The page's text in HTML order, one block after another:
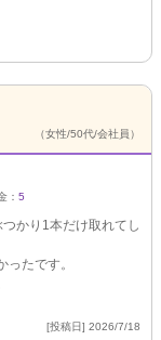
（女性/50代/会社員）
： 5
かり1本だけ取れてし
たです。
[投稿日] 2026/7/18